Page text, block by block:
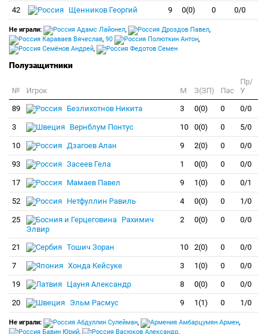
42 Щенников Георгий 9 0(0) 0 0/0
Не играли: Адамс Лайонел, Дроздов Павел,
Караваев Вячеслав, 90 Полюткин Антон,
Семёнов Андрей, Федотов Семен
Полузащитники
№ Игрок M З(ЗП) Пас
Пр/
У
89
Безлихотнов Никита 3 0(0) 0 0/0
3 Вернблум Понтус 10 0(0) 0 5/0
10 Дзагоев Алан 9 2(0) 0 0/0
93 Засеев Гела 1 0(0) 0 0/0
17 Мамаев Павел 9 1(0) 0 0/1
52 Нетфуллин Равиль 4 0(0) 0 1/0
25
Рахимич
Элвир
2 0(0) 0 0/0
21 Тошич Зоран 10 2(0) 0 0/0
7 Хонда Кейсуке 3 1(0) 0 0/0
19 Цауня Александр 8 0(0) 0 0/0
20 Эльм Расмус 9 1(1) 0 1/0
Не играли: Абдуллин Сулейман, Амбарцумян Армен,
Бавин Юрий, Васюков Александр,